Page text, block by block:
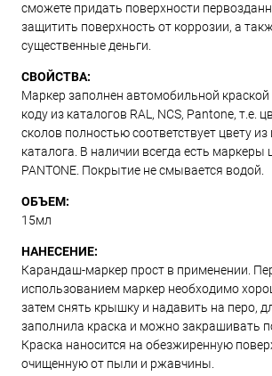
сможете придать поверхности
защитить поверхность от коррозии, а
существенные деньги.
СВОЙСТВА:
Маркер заполнен автомобильной
коду из каталогов RAL, NCS, Pantone, т.е.
сколов полностью соответствует цвету из
каталога. В наличии всегда есть маркеры
PANTONE. Покрытие не смывается водой.
ОБЪЕМ:
15мл
НАНЕСЕНИЕ:
Карандаш-маркер прост в применении.
использованием маркер необходимо
затем снять крышку и надавить на перо,
заполнила краска и можно закрашивать
Краска наносится на обезжиренную
очищенную от пыли и ржавчины.